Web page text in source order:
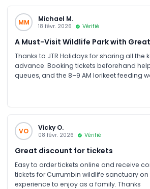
young kids!
MM
Michael M.
18 févr. 2026 Vérifié
A Must-Visit Wildlife Park with
Thanks to JTR Holidays for sharing all the
advance. Booking tickets beforehand
queues, and the 8–9 AM lorikeet feeding
comfortably. Highly recommended
VO
Vicky O.
08 févr. 2026 Vérifié
Great discount for tickets
Easy to order tickets online and receive
tickets for Currumbin wildlife sanctuary on gold
experience to enjoy as a family. Thanks